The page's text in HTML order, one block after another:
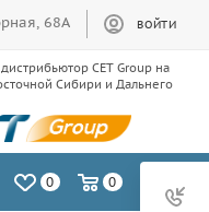
68А ВОЙТИ
CET Group на
Сибири и Дальнего
0 0